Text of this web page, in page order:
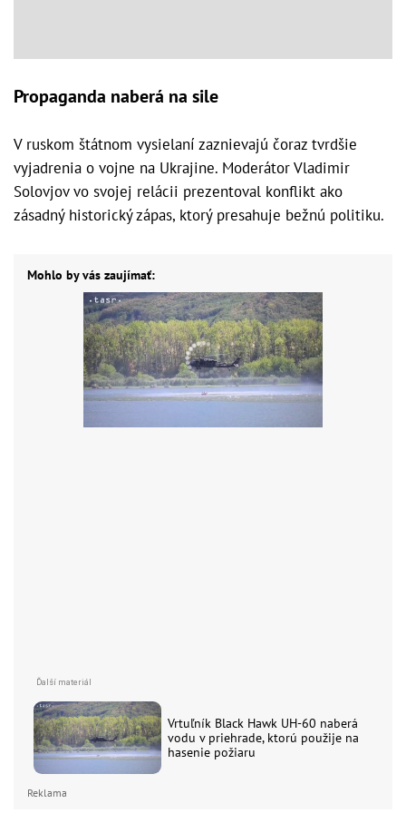
Propaganda naberá na sile
V ruskom štátnom vysielaní zaznievajú čoraz tvrdšie
vyjadrenia o vojne na Ukrajine. Moderátor Vladimir
Solovjov vo svojej relácii prezentoval konflikt ako
zásadný historický zápas, ktorý presahuje bežnú politiku.
Mohlo by vás zaujímať:
Vrtuľník Black Hawk UH-60 naberá
vodu v priehrade, ktorú použije na
hasenie požiaru
Reklama